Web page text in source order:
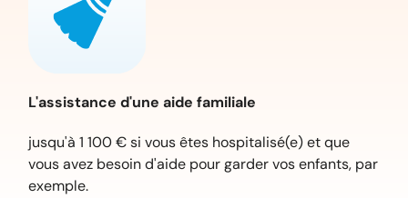
L'assistance d'une aide familiale
jusqu'à 1 100 € si vous êtes hospitalisé(e) et que
vous avez besoin d'aide pour garder vos enfants, par
exemple.